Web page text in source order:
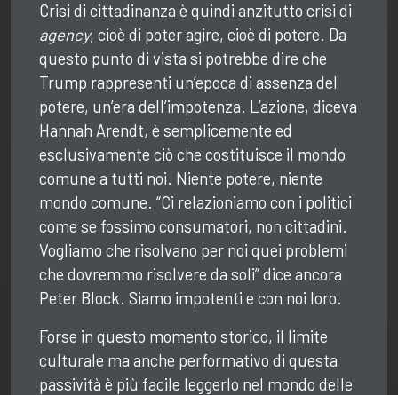
Crisi di cittadinanza è quindi anzitutto crisi di
agency, cioè di poter agire, cioè di potere. Da
questo punto di vista si potrebbe dire che
Trump rappresenti un’epoca di assenza del
potere, un’era dell’impotenza. L’azione, diceva
Hannah Arendt, è semplicemente ed
esclusivamente ciò che costituisce il mondo
comune a tutti noi. Niente potere, niente
mondo comune. “Ci relazioniamo con i politici
come se fossimo consumatori, non cittadini.
Vogliamo che risolvano per noi quei problemi
che dovremmo risolvere da soli” dice ancora
Peter Block. Siamo impotenti e con noi loro.
Forse in questo momento storico, il limite
culturale ma anche performativo di questa
passività è più facile leggerlo nel mondo delle